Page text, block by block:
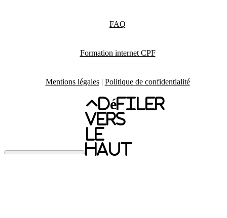
FAQ
Formation internet CPF
Mentions légales| Politique de confidentialité
Défiler
vers
le
haut